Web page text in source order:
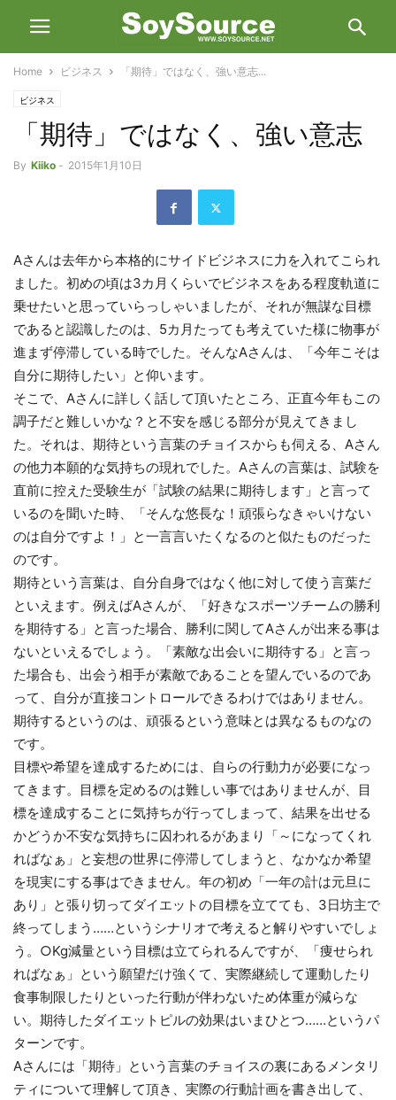
Home ビジネス 「期待」ではなく、強い意志...
ビジネス
「期待」ではなく、強い意志
By Kiiko - 2015年1月10日
Aさんは去年から本格的にサイドビジネスに力を入れてこられ
ました。初めの頃は3カ月くらいでビジネスをある程度軌道に
乗せたいと思っていらっしゃいましたが、それが無謀な目標
であると認識したのは、5カ月たっても考えていた様に物事が
進まず停滞している時でした。そんなAさんは、「今年こそは
自分に期待したい」と仰います。
そこで、Aさんに詳しく話して頂いたところ、正直今年もこの
調子だと難しいかな？と不安を感じる部分が見えてきまし
た。それは、期待という言葉のチョイスからも伺える、Aさん
の他力本願的な気持ちの現れでした。Aさんの言葉は、試験を
直前に控えた受験生が「試験の結果に期待します」と言って
いるのを聞いた時、「そんな悠長な！頑張らなきゃいけない
のは自分ですよ！」と一言言いたくなるのと似たものだった
のです。
期待という言葉は、自分自身ではなく他に対して使う言葉だ
といえます。例えばAさんが、「好きなスポーツチームの勝利
を期待する」と言った場合、勝利に関してAさんが出来る事は
ないといえるでしょう。「素敵な出会いに期待する」と言っ
た場合も、出会う相手が素敵であることを望んでいるのであ
って、自分が直接コントロールできるわけではありません。
期待するというのは、頑張るという意味とは異なるものなの
です。
目標や希望を達成するためには、自らの行動力が必要になっ
てきます。目標を定めるのは難しい事ではありませんが、目
標を達成することに気持ちが行ってしまって、結果を出せる
かどうか不安な気持ちに囚われるがあまり「～になってくれ
ればなぁ」と妄想の世界に停滞してしまうと、なかなか希望
を現実にする事はできません。年の初め「一年の計は元旦に
あり」と張り切ってダイエットの目標を立てても、3日坊主で
終ってしまう……というシナリオで考えると解りやすいでしょ
う。○Kg減量という目標は立てられるんですが、「痩せられ
ればなぁ」という願望だけ強くて、実際継続して運動したり
食事制限したりといった行動が伴わないため体重が減らな
い。期待したダイエットピルの効果はいまひとつ……というパ
ターンです。
Aさんには「期待」という言葉のチョイスの裏にあるメンタリ
ティについて理解して頂き、実際の行動計画を書き出して、